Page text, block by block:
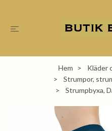
Hem
Kläder
Strumpor,
Strumpbyxa,